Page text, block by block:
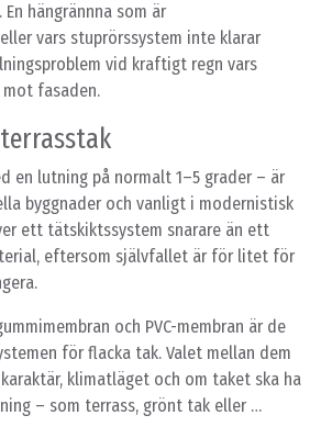
hängrännna som är
vars stuprörssystem inte klarar
vid kraftigt regn vars
fasaden.
en lutning på normalt 1–5 grader – är
byggnader och vanligt i modernistisk
ett tätskiktssystem snarare än ett
eftersom självfallet är för litet för
och PVC-membran är de
för flacka tak. Valet mellan dem
klimatläget och om taket ska ha
– som terrass, grönt tak eller …